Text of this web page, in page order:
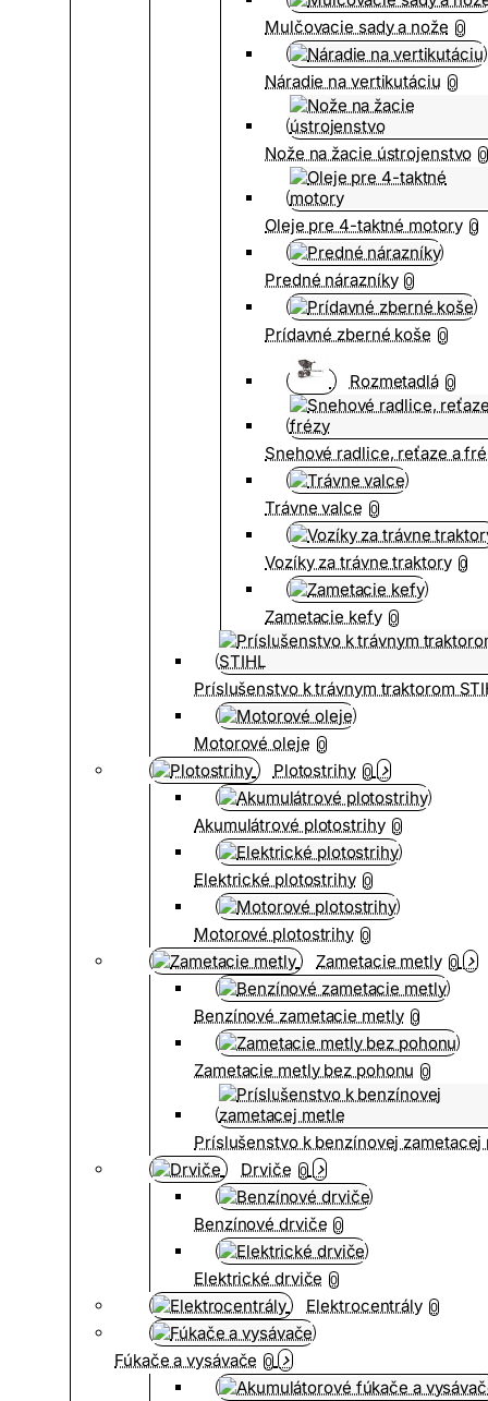
Mulčovacie sady a nože 0
Náradie na vertikutáciu 0
Nože na žacie ústrojenstvo 0
Oleje pre 4-taktné motory 0
Predné nárazníky 0
Prídavné zberné koše 0
Rozmetadlá 0
Snehové radlice, reťaze a
Trávne valce 0
Vozíky za trávne traktory 0
Zametacie kefy 0
Príslušenstvo k trávnym traktorom
Motorové oleje 0
Plotostrihy 0
Akumulátrové plotostrihy 0
Elektrické plotostrihy 0
Motorové plotostrihy 0
Zametacie metly 0
Benzínové zametacie metly 0
Zametacie metly bez pohonu 0
Príslušenstvo k benzínovej zametacej
Drviče 0
Benzínové drviče 0
Elektrické drviče 0
Elektrocentrály 0
Fúkače a vysávače 0